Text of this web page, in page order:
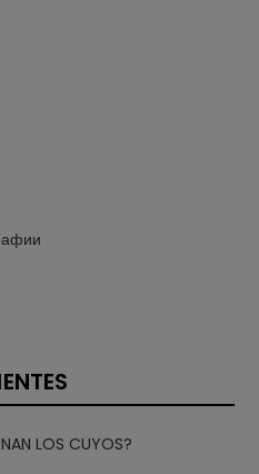
LOS CUYOS?